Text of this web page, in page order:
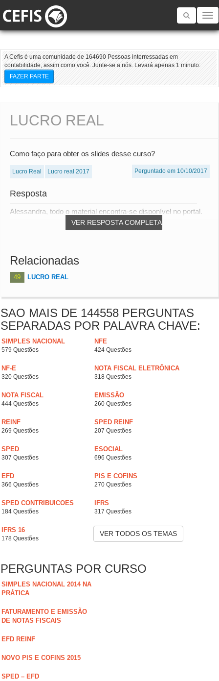
Toggle
A Cefis é uma comunidade de 164690 Pessoas interressadas em
contabilidade, assim como você. Junte-se a nós. Levará apenas 1 minuto:
FAZER PARTE
LUCRO REAL
Como faço para obter os slides desse curso?
Lucro Real Lucro real 2017 Perguntado em 10/10/2017
Resposta
VER RESPOSTA COMPLETA
Alessandra, todo o material encontra-se disponível no portal.
Relacionadas
49 LUCRO REAL
SAO MAIS DE 144558 PERGUNTAS
SEPARADAS POR PALAVRA CHAVE:
SIMPLES NACIONAL
579 Questões
NFE
424 Questões
NF-E
320 Questões
NOTA FISCAL ELETRÔNICA
318 Questões
NOTA FISCAL
444 Questões
EMISSÃO
260 Questões
REINF
269 Questões
SPED REINF
207 Questões
SPED
307 Questões
ESOCIAL
696 Questões
EFD
366 Questões
PIS E COFINS
270 Questões
SPED CONTRIBUICOES
184 Questões
IFRS
317 Questões
IFRS 16
178 Questões
VER TODOS OS TEMAS
PERGUNTAS POR CURSO
SIMPLES NACIONAL 2014 NA
PRÁTICA
FATURAMENTO E EMISSÃO
DE NOTAS FISCAIS
EFD REINF
NOVO PIS E COFINS 2015
SPED – EFD